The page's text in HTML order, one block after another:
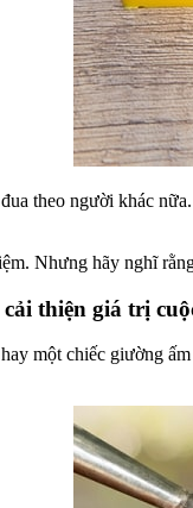
theo người khác
Nhưng hãy nghĩ
thiện giá trị
một chiếc giường